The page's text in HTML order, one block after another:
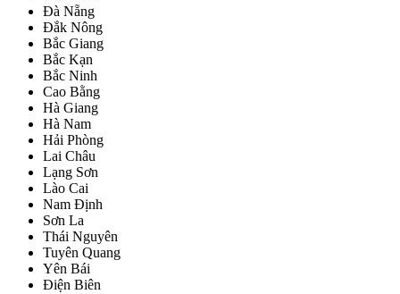
Đà Nẵng
Đắk Nông
Bắc Giang
Bắc Kạn
Bắc Ninh
Cao Bằng
Hà Giang
Hà Nam
Hải Phòng
Lai Châu
Lạng Sơn
Lào Cai
Nam Định
Sơn La
Thái Nguyên
Tuyên Quang
Yên Bái
Điện Biên